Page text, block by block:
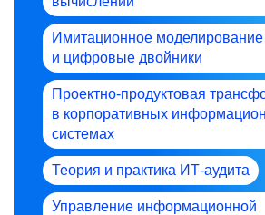
Имитационное моделирование
и цифровые двойники
Проектно-продуктовая
в корпоративных
системах
Теория и практика ИТ-аудита
Управление информационной